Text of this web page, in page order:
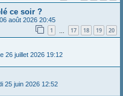
ce soir ?
août 2026 20:45
1 17 18 19 20
26 juillet 2026 19:12
25 juin 2026 12:52